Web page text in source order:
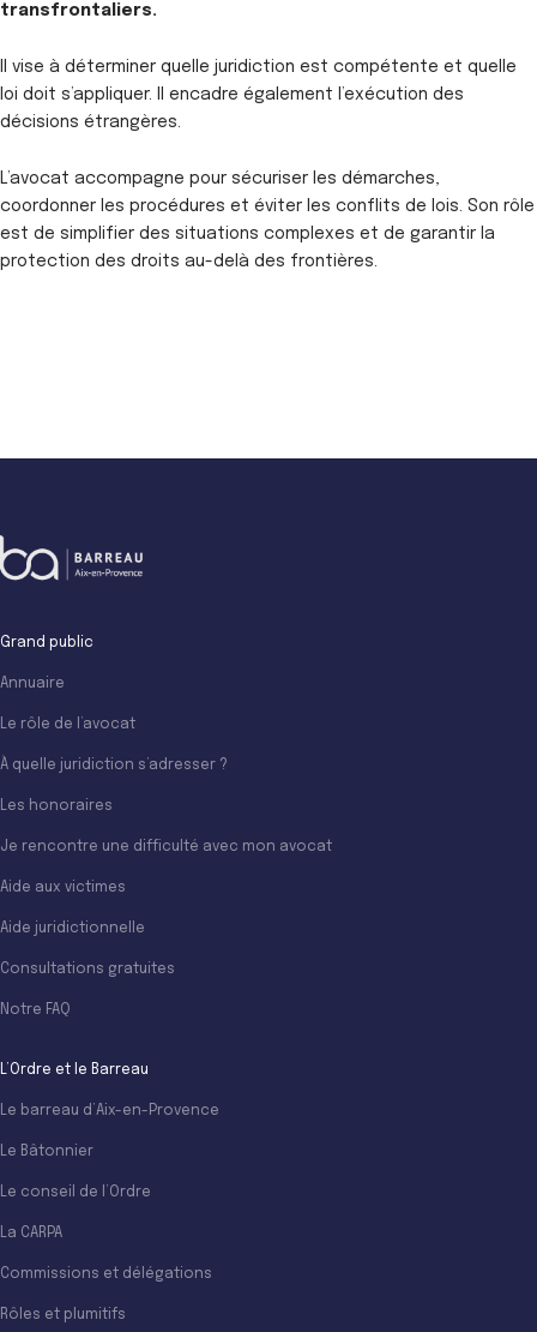
transfrontaliers.
Il vise à déterminer quelle juridiction est compétente et quelle
loi doit s’appliquer. Il encadre également l’exécution des
décisions étrangères.
L’avocat accompagne pour sécuriser les démarches,
coordonner les procédures et éviter les conflits de lois. Son rôle
est de simplifier des situations complexes et de garantir la
protection des droits au-delà des frontières.
Grand public
Annuaire
Le rôle de l’avocat
À quelle juridiction s’adresser ?
Les honoraires
Je rencontre une difficulté avec mon avocat
Aide aux victimes
Aide juridictionnelle
Consultations gratuites
Notre FAQ
L’Ordre et le Barreau
Le barreau d’Aix-en-Provence
Le Bâtonnier
Le conseil de l’Ordre
La CARPA
Commissions et délégations
Rôles et plumitifs